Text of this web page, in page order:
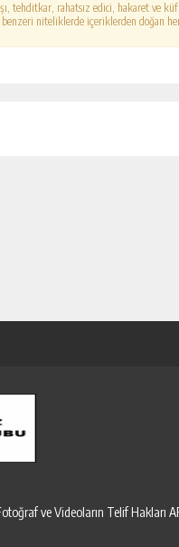
tehditkar, rahatsız edici, hakaret ve
benzeri niteliklerde içeriklerden doğan
ve Videoların Telif